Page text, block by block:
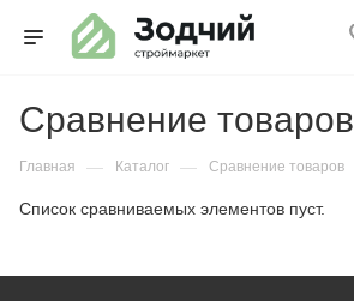
Сравнение товаров
Главная — Каталог — Сравнение товаров
Список сравниваемых элементов пуст.